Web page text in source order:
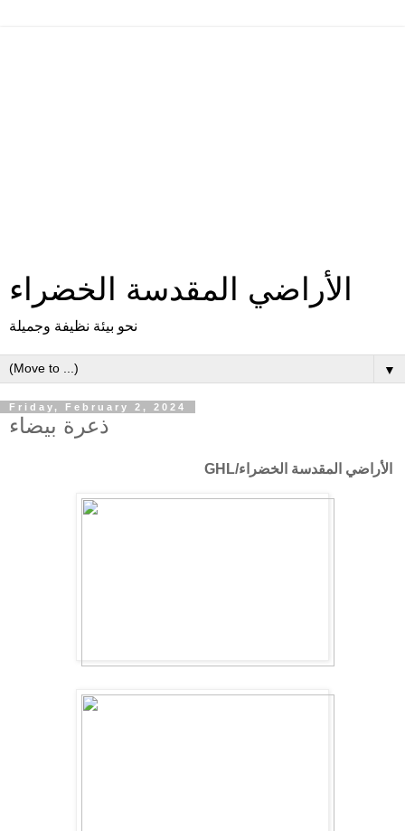
الأراضي المقدسة الخضراء
نحو بيئة نظيفة وجميلة
▼
Friday, February 2, 2024
ذعرة بيضاء
الأراضي المقدسة الخضراء/GHL